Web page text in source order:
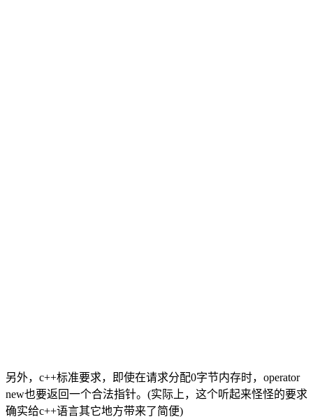
另外，c++标准要求，即使在请求分配0字节内存时，operator
new也要返回一个合法指针。(实际上，这个听起来怪怪的要求
确实给c++语言其它地方带来了简便)